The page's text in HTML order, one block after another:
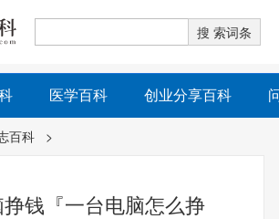
医学百科 创业分享百科
百科 >
钱『一台电脑怎么挣